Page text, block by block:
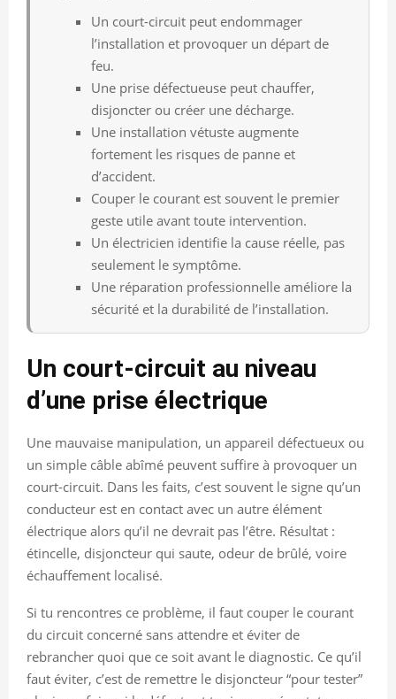
Un court-circuit peut endommager
l’installation et provoquer un départ de
feu.
Une prise défectueuse peut chauffer,
disjoncter ou créer une décharge.
Une installation vétuste augmente
fortement les risques de panne et
d’accident.
Couper le courant est souvent le premier
geste utile avant toute intervention.
Un électricien identifie la cause réelle, pas
seulement le symptôme.
Une réparation professionnelle améliore la
sécurité et la durabilité de l’installation.
Un court-circuit au niveau
d’une prise électrique
Une mauvaise manipulation, un appareil défectueux ou
un simple câble abîmé peuvent suffire à provoquer un
court-circuit. Dans les faits, c’est souvent le signe qu’un
conducteur est en contact avec un autre élément
électrique alors qu’il ne devrait pas l’être. Résultat :
étincelle, disjoncteur qui saute, odeur de brûlé, voire
échauffement localisé.
Si tu rencontres ce problème, il faut couper le courant
du circuit concerné sans attendre et éviter de
rebrancher quoi que ce soit avant le diagnostic. Ce qu’il
faut éviter, c’est de remettre le disjoncteur “pour tester”